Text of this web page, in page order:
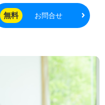
支えられている』『コミ
しい』とお声も届く事業
やすい人間関係もおすす
援を行いたい』『人間関
しさあふれる職場で働き
就業イメージや福利厚生
内します。＜ウィルオブ
なたの笑顔とお気持ち、
無料 お問合せ